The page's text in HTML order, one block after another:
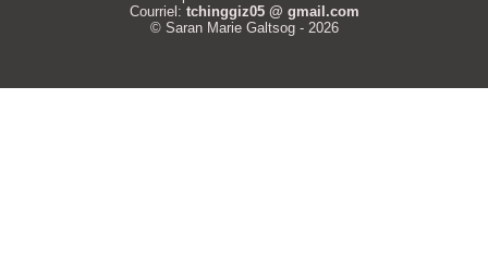
Courriel: tchinggiz05 @ gmail.com
© Saran Marie Galtsog - 2026